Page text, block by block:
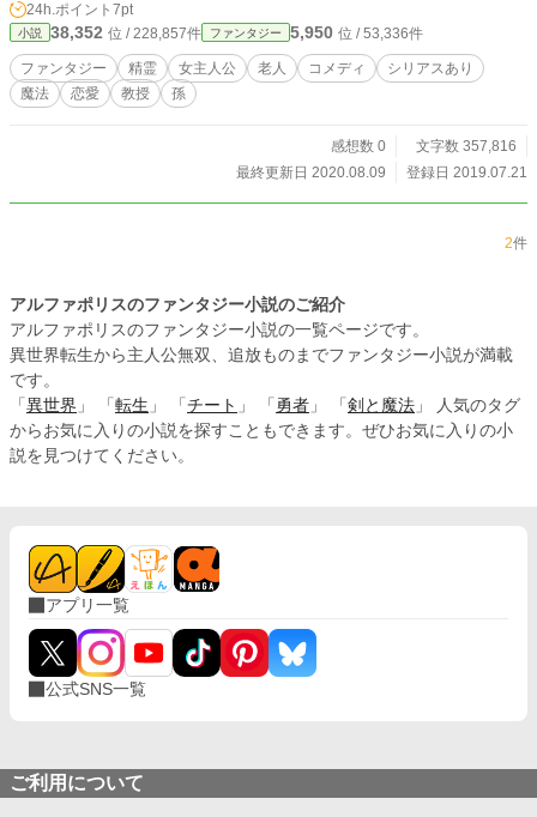
仮のタイトル【呪われし精霊少女は、その老人に妻にと望まれ】から、【精霊魔
女のレクイエム】に変更致しました。
24h.ポイント 7pt
小説 38,352 位 / 228,857件 ファンタジー 5,950 位 / 53,336件
ファンタジー 精霊 女主人公 老人 コメディ
シリアスあり
魔法
恋愛 教授 孫
感想数 0
文字数 357,816
最終更新日 2020.08.09
登録日 2019.07.21
2件
アルファポリスのファンタジー小説のご紹介
アルファポリスのファンタジー小説の一覧ページです。
異世界転生から主人公無双、追放ものまでファンタジー小説が満載
です。
「 異世界 」 「 転生 」 「 チート 」 「 勇者 」 「 剣と魔法 」 人気のタグ
からお気に入りの小説を探すこともできます。ぜひお気に入りの小
説を見つけてください。
アプリ一覧
公式SNS一覧
ご利用について